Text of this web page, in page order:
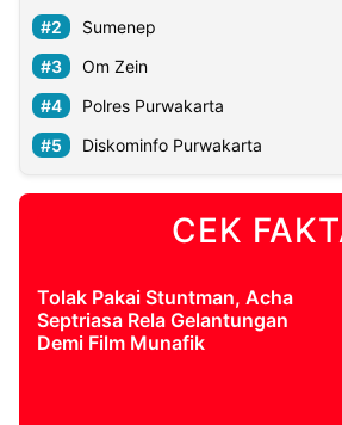
Sumenep
Om Zein
Polres Purwakarta
Diskominfo Purwakarta
CEK
Tolak Pakai Stuntman, Acha
Septriasa Rela Gelantungan
Demi Film Munafik